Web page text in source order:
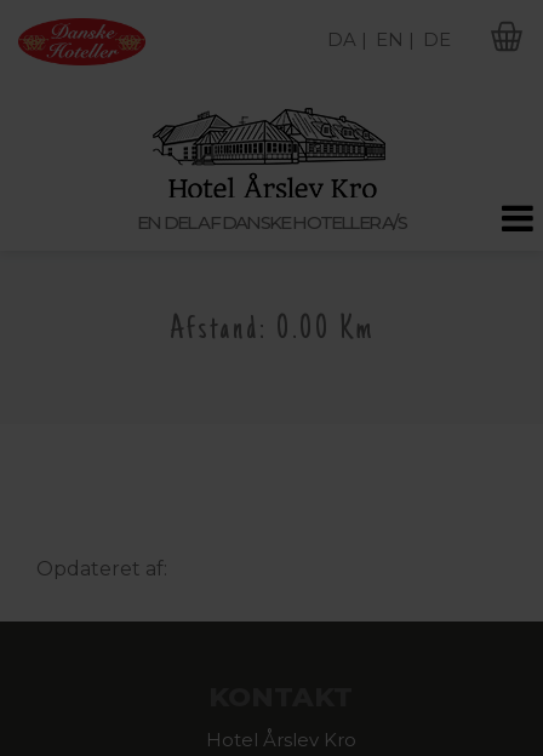
EN DEL AF DANSKE HOTELLER A/S
DA | EN | DE
Afstand: 0.00 Km
Opdateret af:
Hotel Årslev Kro